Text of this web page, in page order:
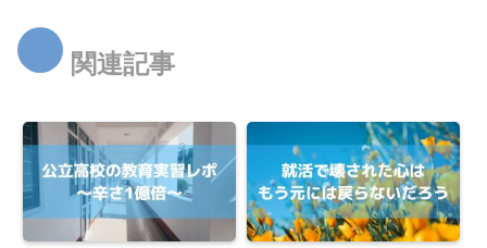
関連記事